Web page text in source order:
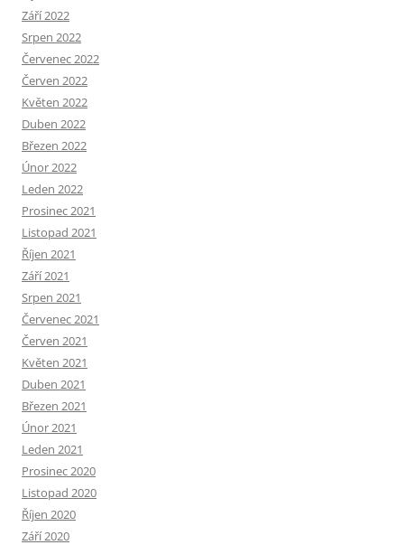
Září 2022
Srpen 2022
Červenec 2022
Červen 2022
Květen 2022
Duben 2022
Březen 2022
Únor 2022
Leden 2022
Prosinec 2021
Listopad 2021
Říjen 2021
Září 2021
Srpen 2021
Červenec 2021
Červen 2021
Květen 2021
Duben 2021
Březen 2021
Únor 2021
Leden 2021
Prosinec 2020
Listopad 2020
Říjen 2020
Září 2020